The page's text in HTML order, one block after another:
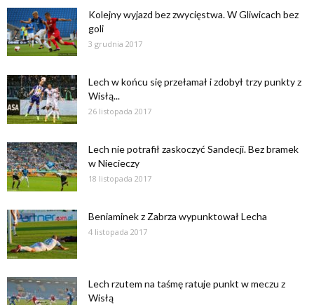
Kolejny wyjazd bez zwycięstwa. W Gliwicach bez
goli
3 grudnia 2017
Lech w końcu się przełamał i zdobył trzy punkty z
Wisłą...
26 listopada 2017
Lech nie potrafił zaskoczyć Sandecji. Bez bramek
w Niecieczy
18 listopada 2017
Beniaminek z Zabrza wypunktował Lecha
4 listopada 2017
Lech rzutem na taśmę ratuje punkt w meczu z
Wisłą